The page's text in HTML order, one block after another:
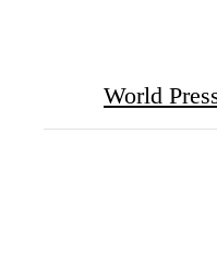
World